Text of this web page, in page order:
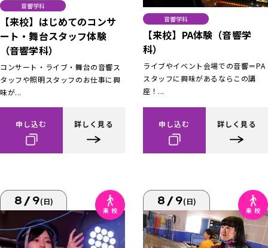
音響学科
【来校】はじめてのコンサ
ート・舞台スタッフ体験
（音響学科）
コンサート・ライブ・舞台の音響ス
タッフや照明スタッフのお仕事に興
味が...
申し込む 詳しく見る
音響学科
【来校】PA体験（音響学
科）
ライブやイベント会場での音響＝PA
スタッフに興味があるならこの講
座！...
申し込む 詳しく見る
8/9(日) 8/9(日)